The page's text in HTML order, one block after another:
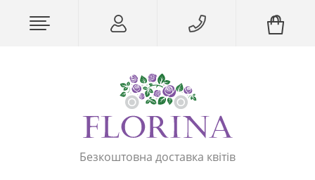
Безкоштовна доставка квітів